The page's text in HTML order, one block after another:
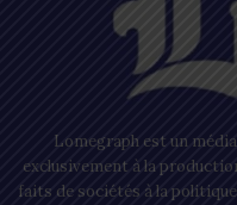
Lomegraph est un
exclusivement à la
faits de sociétés à la